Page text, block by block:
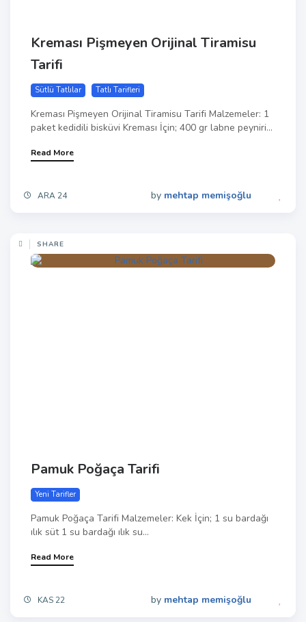
Kreması Pişmeyen Orijinal Tiramisu
Tarifi
Sütlü Tatlılar Tatlı Tarifleri
Kreması Pişmeyen Orijinal Tiramisu Tarifi Malzemeler: 1
paket kedidili bisküvi Kreması İçin; 400 gr labne peyniri...
Read More
ARA 24 by mehtap memişoğlu
SHARE
Pamuk Poğaça Tarifi
Yeni Tarifler
Pamuk Poğaça Tarifi Malzemeler: Kek İçin; 1 su bardağı
ılık süt 1 su bardağı ılık su...
Read More
KAS 22 by mehtap memişoğlu